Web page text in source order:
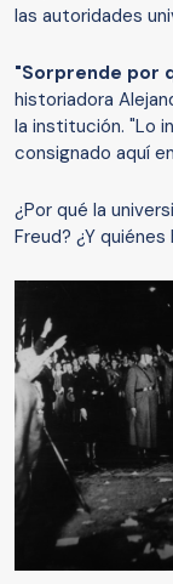
las autoridades
"Sorprende por
historiadora
la institución. "Lo
consignado aquí
¿Por qué la
Freud? ¿Y